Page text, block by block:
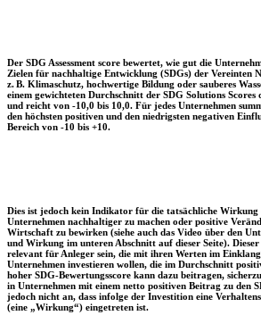
Der SDG Assessment score bewertet, wie gut die
Zielen für nachhaltige Entwicklung (SDGs) der Vereinten
z. B. Klimaschutz, hochwertige Bildung oder sauberes
einem gewichteten Durchschnitt der SDG Solutions Scores
und reicht von -10,0 bis 10,0. Für jedes Unternehmen
den höchsten positiven und den niedrigsten negativen
Bereich von -10 bis +10.
Dies ist jedoch kein Indikator für die tatsächliche Wirkung
Unternehmen nachhaltiger zu machen oder positive
Wirtschaft zu bewirken (siehe auch das Video über den
und Wirkung im unteren Abschnitt auf dieser Seite).
relevant für Anleger sein, die mit ihren Werten im
Unternehmen investieren wollen, die im Durchschnitt
hoher SDG-Bewertungsscore kann dazu beitragen,
in Unternehmen mit einem netto positiven Beitrag zu den
jedoch nicht an, dass infolge der Investition eine
(eine „Wirkung“) eingetreten ist.